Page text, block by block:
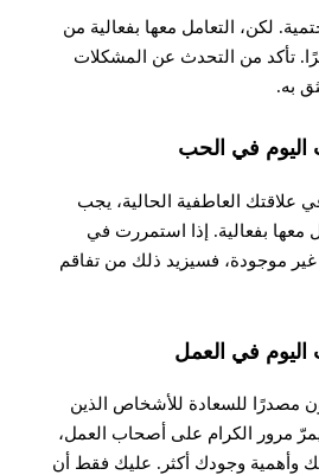
لكن، التعامل معها بفعالية من
تأكد من التحدث عن المشكلات
به.
اليوم في الحب
علاقتك العاطفية الحالية، يجب
معها بفعالية. إذا استمررت في
غير موجودة، فسيزيد ذلك من تفاقم
في العمل
مصدرًا للسعادة للأشخاص الذين
مرور الكرام على أصحاب العمل،
وأهمية وجودك أكثر. عليك فقط أن